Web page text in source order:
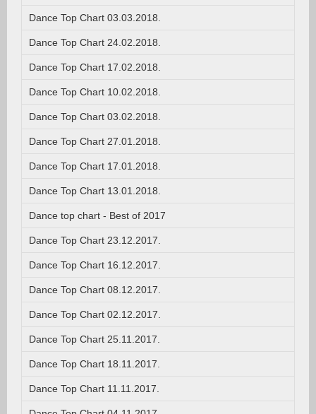
Dance Top Chart 03.03.2018.
Dance Top Chart 24.02.2018.
Dance Top Chart 17.02.2018.
Dance Top Chart 10.02.2018.
Dance Top Chart 03.02.2018.
Dance Top Chart 27.01.2018.
Dance Top Chart 17.01.2018.
Dance Top Chart 13.01.2018.
Dance top chart - Best of 2017
Dance Top Chart 23.12.2017.
Dance Top Chart 16.12.2017.
Dance Top Chart 08.12.2017.
Dance Top Chart 02.12.2017.
Dance Top Chart 25.11.2017.
Dance Top Chart 18.11.2017.
Dance Top Chart 11.11.2017.